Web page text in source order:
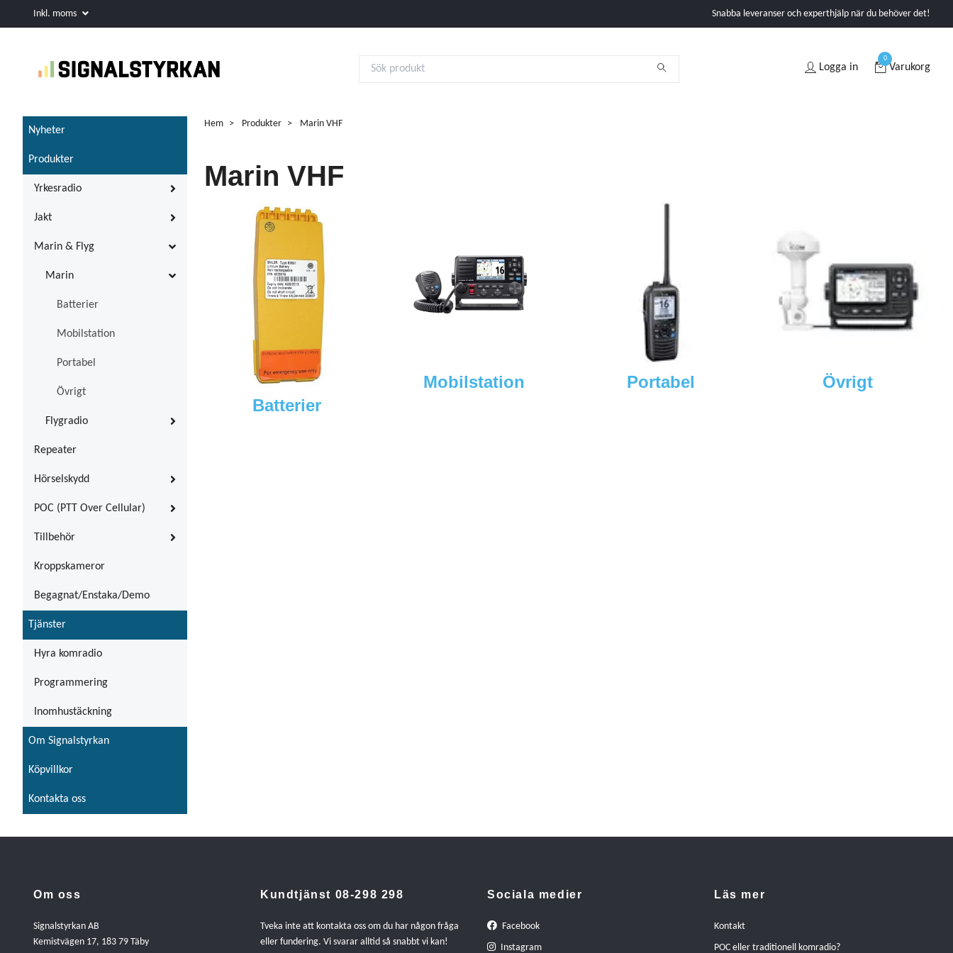
Inkl. moms Snabba leveranser och experthjälp när du behöver det!
Logga in
0
Varukorg
Nyheter
Produkter
Yrkesradio
Jakt
Marin & Flyg
Marin
Batterier
Mobilstation
Portabel
Övrigt
Flygradio
Repeater
Hörselskydd
POC (PTT Over Cellular)
Tillbehör
Kroppskameror
Begagnat/Enstaka/Demo
Tjänster
Hyra komradio
Programmering
Inomhustäckning
Om Signalstyrkan
Köpvillkor
Kontakta oss
Hem Produkter Marin VHF
Marin VHF
Batterier
Mobilstation Portabel Övrigt
Om oss
Signalstyrkan AB
Kemistvägen 17, 183 79 Täby
Kundtjänst 08-298 298
Tveka inte att kontakta oss om du har någon fråga
eller fundering. Vi svarar alltid så snabbt vi kan!
Sociala medier
Facebook
Instagram
Läs mer
Kontakt
POC eller traditionell komradio?